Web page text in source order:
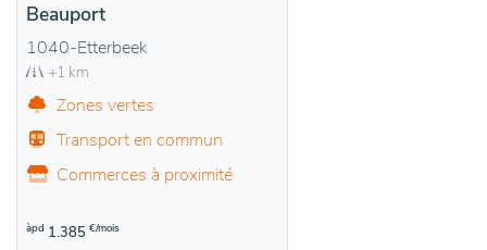
Beauport
1040-Etterbeek
+1 km
Zones vertes
Transport en commun
Commerces à proximité
àpd 1.385 €/mois